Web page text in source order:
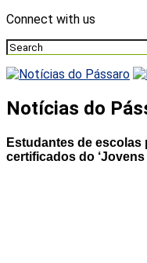
Connect with us
Notícias do
Estudantes de
certificados do